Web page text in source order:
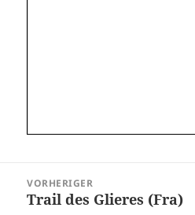
VORHERIGER
Vorheriger
Trail des Glieres (Fra)